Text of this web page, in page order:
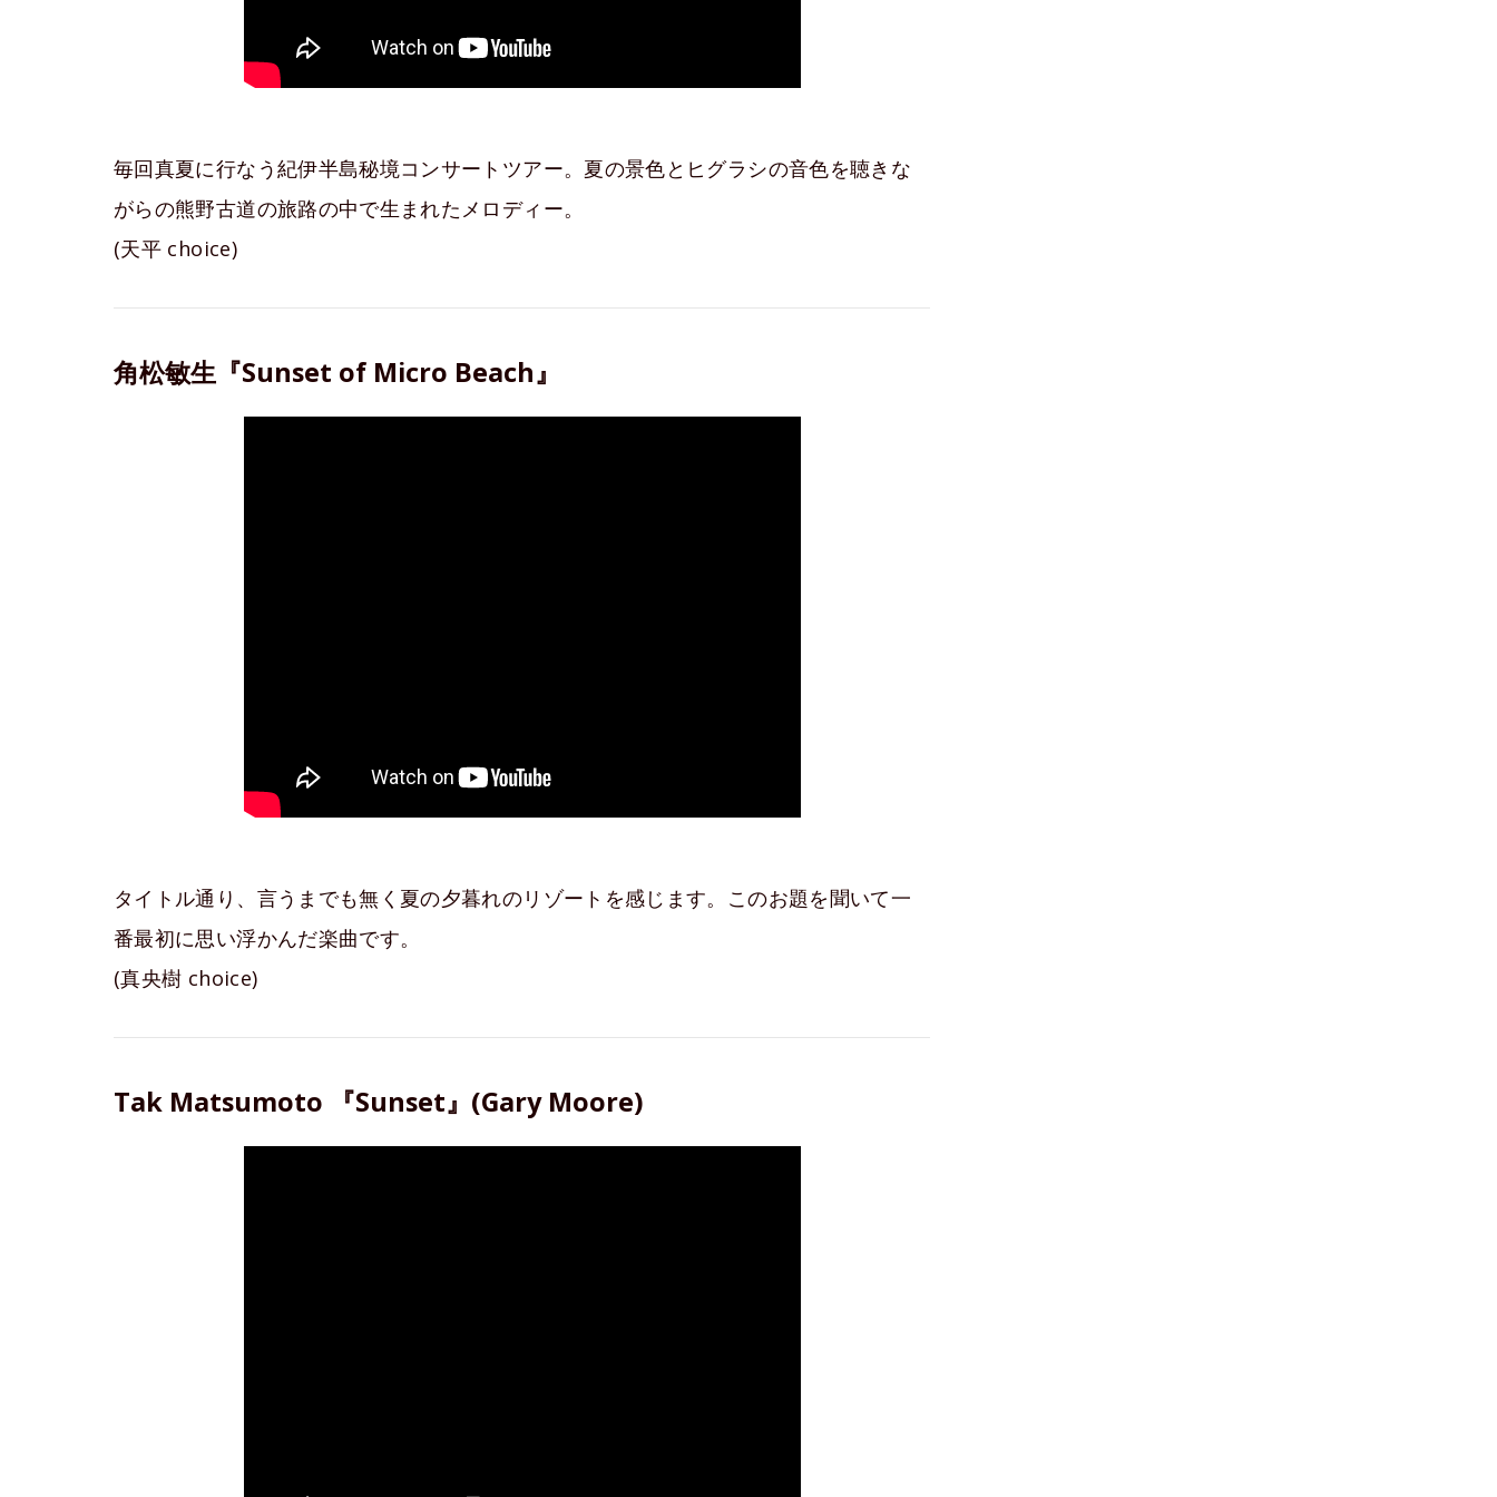
毎回真夏に行なう紀伊半島秘境コンサートツアー。夏の景色とヒグラシの音色を聴きな
がらの熊野古道の旅路の中で生まれたメロディー。
(天平 choice)
角松敏生『Sunset of Micro Beach』
タイトル通り、言うまでも無く夏の夕暮れのリゾートを感じます。このお題を聞いて一
番最初に思い浮かんだ楽曲です。
(真央樹 choice)
Tak Matsumoto 『Sunset』(Gary Moore)